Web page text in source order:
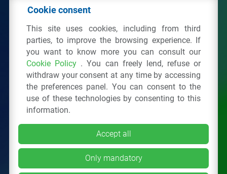
© 2026 - IPPR Istituto per la Promozione delle
C.F. 97381090154
Via San Vittore 36 20123Milano(MI)
Tel.: 02 43928225.
All right reservedPrivacy Policy&Cookie
Cookie consent
This site uses cookies, including from third
parties, to improve the browsing experience. If
you want to know more you can consult our
Cookie Policy . You can freely lend, refuse or
withdraw your consent at any time by accessing
the preferences panel. You can consent to the
use of these technologies by consenting to this
information.
Accept all
Only mandatory